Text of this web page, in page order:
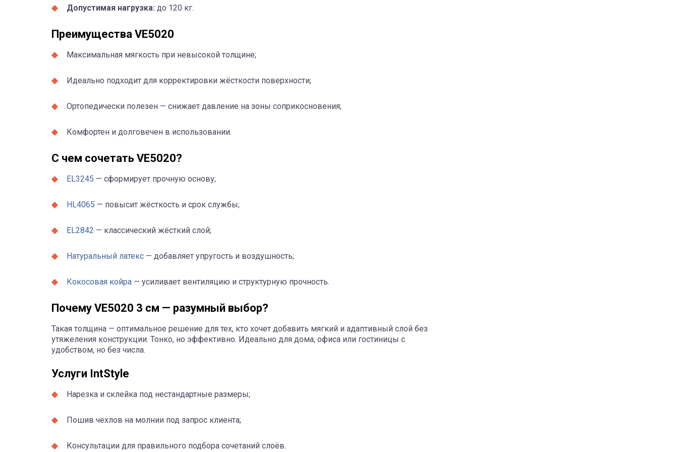
Допустимая нагрузка: до 120 кг.
Преимущества VE5020
Максимальная мягкость при невысокой толщине;
Идеально подходит для корректировки жёсткости поверхности;
Ортопедически полезен — снижает давление на зоны соприкосновения;
Комфортен и долговечен в использовании.
С чем сочетать VE5020?
EL3245 — сформирует прочную основу;
HL4065 — повысит жёсткость и срок службы;
EL2842 — классический жёсткий слой;
Натуральный латекс — добавляет упругость и воздушность;
Кокосовая койра — усиливает вентиляцию и структурную прочность.
Почему VE5020 3 см — разумный выбор?
Такая толщина — оптимальное решение для тех, кто хочет добавить мягкий и адаптивный слой без
утяжеления конструкции. Тонко, но эффективно. Идеально для дома, офиса или гостиницы с
удобством, но без числа.
Услуги IntStyle
Нарезка и склейка под нестандартные размеры;
Пошив чехлов на молнии под запрос клиента;
Консультации для правильного подбора сочетаний слоёв.